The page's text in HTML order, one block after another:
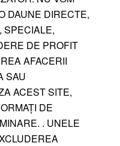
DAUNE DIRECTE,
SPECIALE,
DE PROFIT
AFACERII
SAU
ACEST SITE,
DE
. UNELE